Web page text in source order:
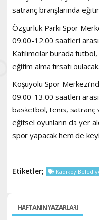
satranç branşlarında
Özgürlük Parkı Spor
09.00-12.00 saatleri
Katılımcılar burada
eğitim alma fırsatı bulacak.
Koşuyolu Spor
09.00-13.00 saatleri
basketbol, tenis, satranç
eğitsel oyunların da yer
spor yapacak hem de
Etiketler; Kadıköy
HAFTANIN YAZARLARI